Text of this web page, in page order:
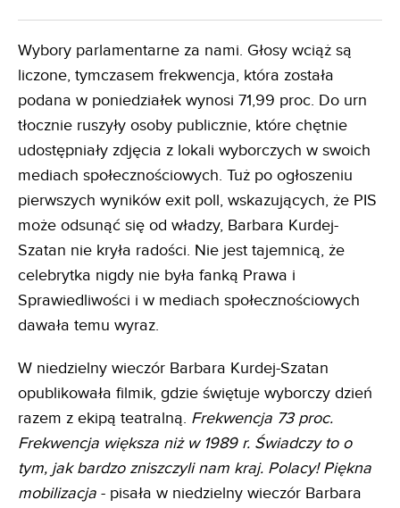
Wybory parlamentarne za nami. Głosy wciąż są
liczone, tymczasem frekwencja, która została
podana w poniedziałek wynosi 71,99 proc. Do urn
tłocznie ruszyły osoby publicznie, które chętnie
udostępniały zdjęcia z lokali wyborczych w swoich
mediach społecznościowych. Tuż po ogłoszeniu
pierwszych wyników exit poll, wskazujących, że PIS
może odsunąć się od władzy, Barbara Kurdej-
Szatan nie kryła radości. Nie jest tajemnicą, że
celebrytka nigdy nie była fanką Prawa i
Sprawiedliwości i w mediach społecznościowych
dawała temu wyraz.
W niedzielny wieczór Barbara Kurdej-Szatan
opublikowała filmik, gdzie świętuje wyborczy dzień
razem z ekipą teatralną. Frekwencja 73 proc.
Frekwencja większa niż w 1989 r. Świadczy to o
tym, jak bardzo zniszczyli nam kraj. Polacy! Piękna
mobilizacja - pisała w niedzielny wieczór Barbara